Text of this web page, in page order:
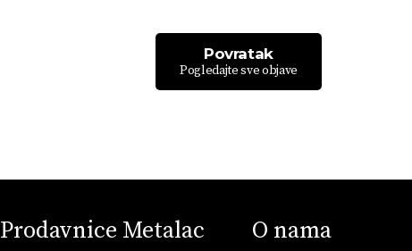
Povratak
Pogledajte sve objave
Prodavnice Metalac O nama